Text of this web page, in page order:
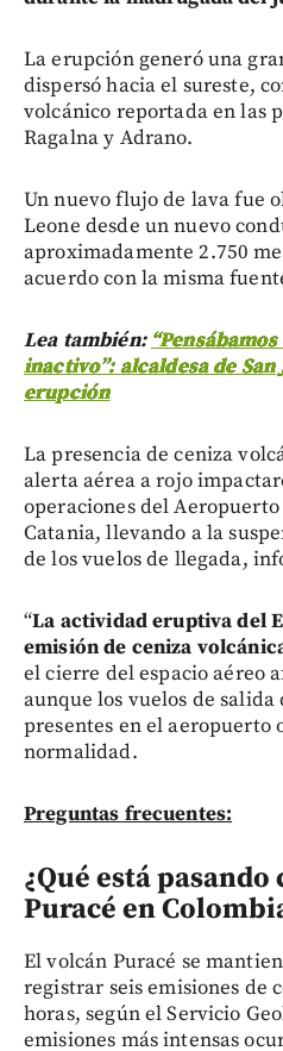
La erupción generó una
dispersó hacia el sureste,
volcánico reportada en las
Ragalna y Adrano.
Un nuevo flujo de lava fue
Leone desde un nuevo
aproximadamente 2.750
acuerdo con la misma
Lea también:
inactivo”: alcaldesa de San
erupción
La presencia de ceniza
alerta aérea a rojo
operaciones del
Catania, llevando a la
de los vuelos de llegada,
“La actividad eruptiva del
emisión de ceniza
el cierre del espacio aéreo
aunque los vuelos de salida
presentes en el aeropuerto
normalidad.
Preguntas frecuentes:
¿Qué está
Puracé en
El volcán Puracé se
registrar seis emisiones de
horas, según el Servicio
emisiones más intensas